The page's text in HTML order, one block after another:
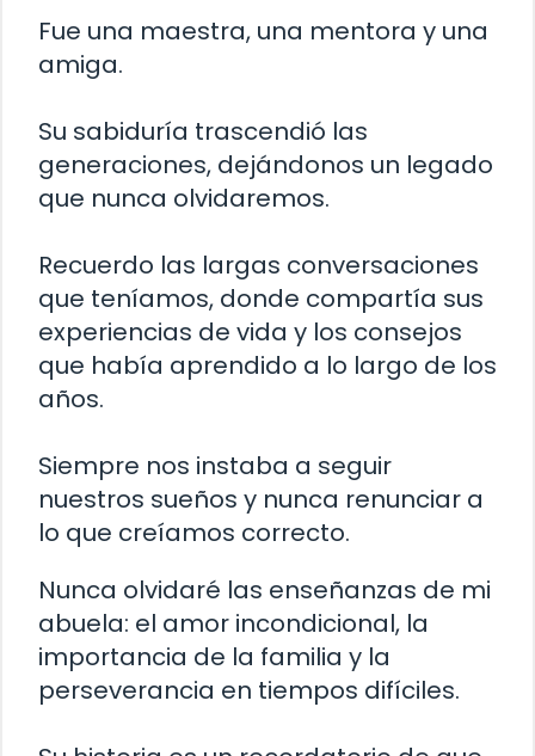
Fue una maestra, una mentora y una
amiga.
Su sabiduría trascendió las
generaciones, dejándonos un legado
que nunca olvidaremos.
Recuerdo las largas conversaciones
que teníamos, donde compartía sus
experiencias de vida y los consejos
que había aprendido a lo largo de los
años.
Siempre nos instaba a seguir
nuestros sueños y nunca renunciar a
lo que creíamos correcto.
Nunca olvidaré las enseñanzas de mi
abuela: el amor incondicional, la
importancia de la familia y la
perseverancia en tiempos difíciles.